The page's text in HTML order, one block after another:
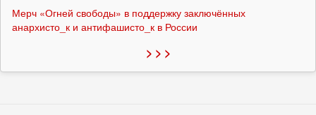
Мерч «Огней свободы» в поддержку заключённых
анархисто_к и антифашисто_к в России
> > >